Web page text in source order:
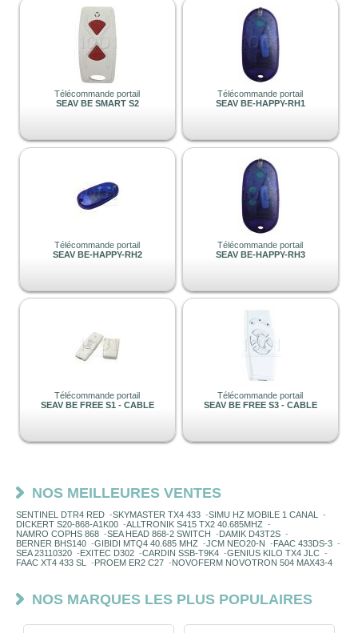
Télécommande portail
SEAV BE SMART S2
Télécommande portail
SEAV BE-HAPPY-RH1
Télécommande portail
SEAV BE-HAPPY-RH2
Télécommande portail
SEAV BE-HAPPY-RH3
Télécommande portail
SEAV BE FREE S1 - CABLE
Télécommande portail
SEAV BE FREE S3 - CABLE
NOS MEILLEURES VENTES
SENTINEL DTR4 RED -SKYMASTER TX4 433 -SIMU HZ MOBILE 1 CANAL
-
DICKERT S20-868-A1K00 -ALLTRONIK S415 TX2 40.685MHZ -
NAMRO COPHS 868 -SEA HEAD 868-2 SWITCH -DAMIK D43T2S -
BERNER BHS140 -GIBIDI MTQ4 40.685 MHZ -JCM NEO20-N -FAAC 433DS-3 -
SEA 23110320 -EXITEC D302 -CARDIN SSB-T9K4 -GENIUS KILO TX4 JLC -
FAAC XT4 433 SL
-PROEM ER2 C27 -NOVOFERM NOVOTRON 504 MAX43-4
NOS MARQUES LES PLUS POPULAIRES